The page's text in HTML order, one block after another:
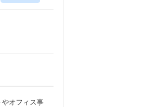
オフィス事